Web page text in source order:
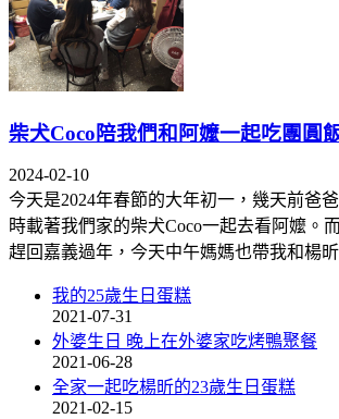
柴犬Coco陪我們和阿嬤一起吃團圓
2024-02-10
今天是2024年春節的大年初一，幾天前爸
時載著我們家的柴犬Coco一起去看阿嬤。
趕回嘉義過年，今天中午媽媽也帶我和楊
我的25歲生日蛋糕
2021-07-31
外婆生日 晚上在外婆家吃烤鴨聚餐
2021-06-28
全家一起吃楊昕的23歲生日蛋糕
2021-02-15